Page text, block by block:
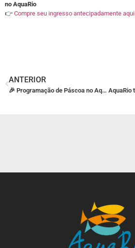
no AquaRio
👉 Compre seu ingresso antecipadamente aqui
ANTERIOR
🎉 Programação de Páscoa no AquaRio: diversão para toda a família no feriadão!